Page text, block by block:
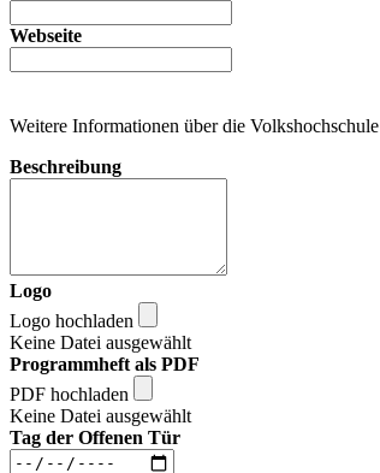
Webseite
Weitere Informationen über die Volkshochschule
Beschreibung
Logo
Logo hochladen
Keine Datei ausgewählt
Programmheft als PDF
PDF hochladen
Keine Datei ausgewählt
Tag der Offenen Tür